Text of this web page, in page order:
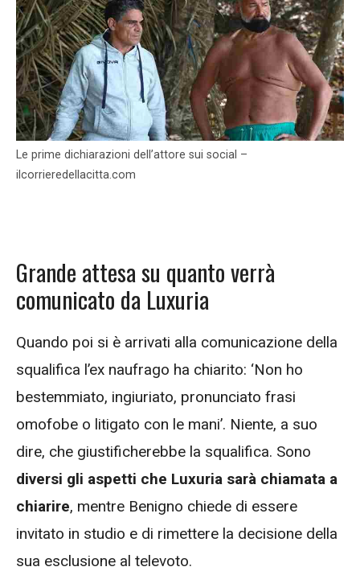
Le prime dichiarazioni dell’attore sui social –
ilcorrieredellacitta.com
Grande attesa su quanto verrà
comunicato da Luxuria
Quando poi si è arrivati alla comunicazione della
squalifica l’ex naufrago ha chiarito: ‘Non ho
bestemmiato, ingiuriato, pronunciato frasi
omofobe o litigato con le mani’. Niente, a suo
dire, che giustificherebbe la squalifica. Sono
diversi gli aspetti che Luxuria sarà chiamata a
chiarire, mentre Benigno chiede di essere
invitato in studio e di rimettere la decisione della
sua esclusione al televoto.